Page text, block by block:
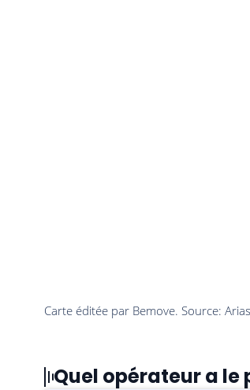
Quel opérateur a le